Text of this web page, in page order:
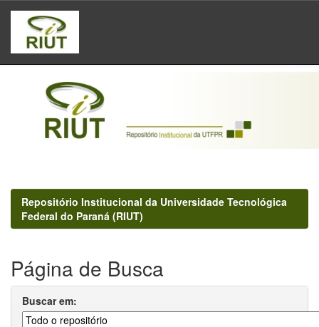
Skip
navigation
Repositório Institucional da Universidade Tecnológica
Federal do Paraná (RIUT)
Página de Busca
Buscar em: